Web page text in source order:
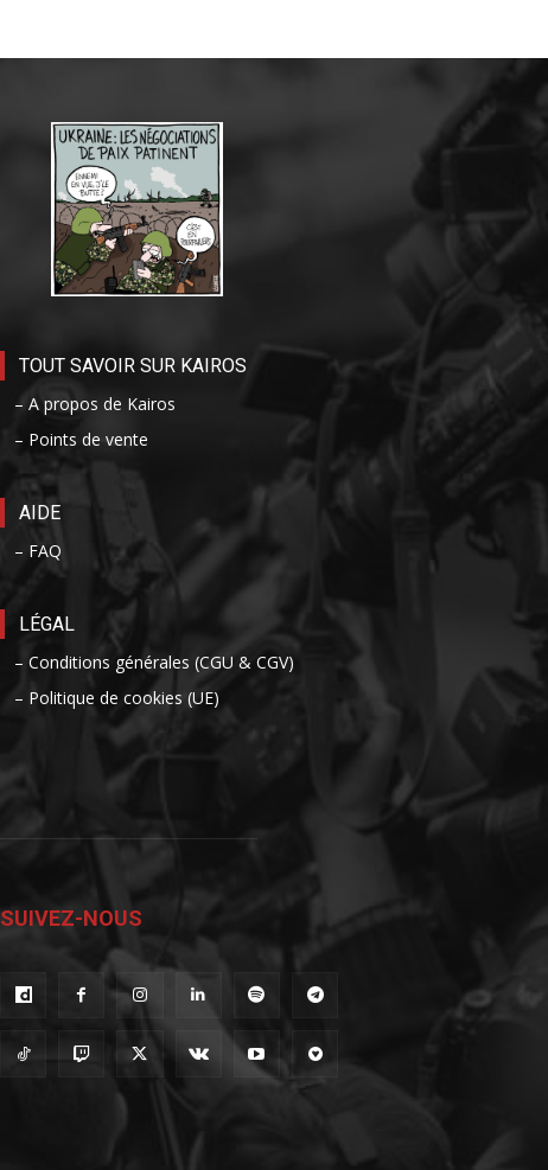
TOUT SAVOIR SUR KAIROS
– A propos de Kairos
– Points de vente
AIDE
– FAQ
LÉGAL
– Conditions générales (CGU & CGV)
– Politique de cookies (UE)
SUIVEZ-NOUS